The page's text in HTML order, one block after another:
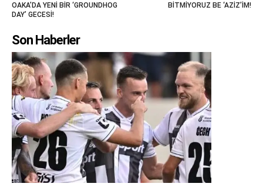
OAKA’DA YENİ BİR ‘GROUNDHOG
DAY’ GECESİ!
BİTMİYORUZ BE ‘AZİZ’İM!
Son Haberler